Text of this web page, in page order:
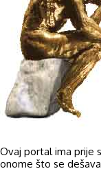
Ovaj portal ima prije
onome što se